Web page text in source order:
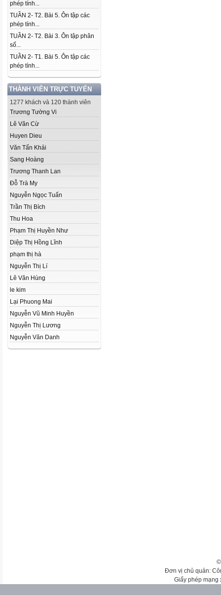
phép tính...
TUẦN 2- T2. Bài 5. Ôn tập các
phép tính...
TUẦN 2- T2. Bài 3. Ôn tập phân
số...
TUẦN 2- T1. Bài 5. Ôn tập các
phép tính...
THÀNH VIÊN TRỰC TUYẾN
1277 khách và 120 thành viên
Trương Tường Vi
Lê Văn Cừ
Huyen Dieu
Văn Tấn Khải
Sang Hoàng
Trương Thanh Lan
Đỗ Trà My
Nguyễn Ngọc Tuấn
Trần Thị Bích
Thu Hoa
Phạm Thị Huyền Như
Diệp Thị Hồng Lĩnh
phạm thị hà
Nguyễn Thị Lí
Lê Văn Hùng
le kim
Lại Phuong Mai
Nguyễn Vũ Minh Huyền
Nguyễn Thị Lương
Nguyễn Văn Danh
Đơn vị chủ quản:
Giấy phép mạng